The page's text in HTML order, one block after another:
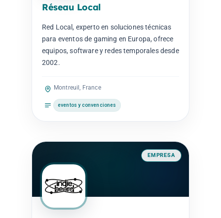
Réseau Local
Red Local, experto en soluciones técnicas
para eventos de gaming en Europa, ofrece
equipos, software y redes temporales desde
2002.
Montreuil, France
eventos y convenciones
EMPRESA